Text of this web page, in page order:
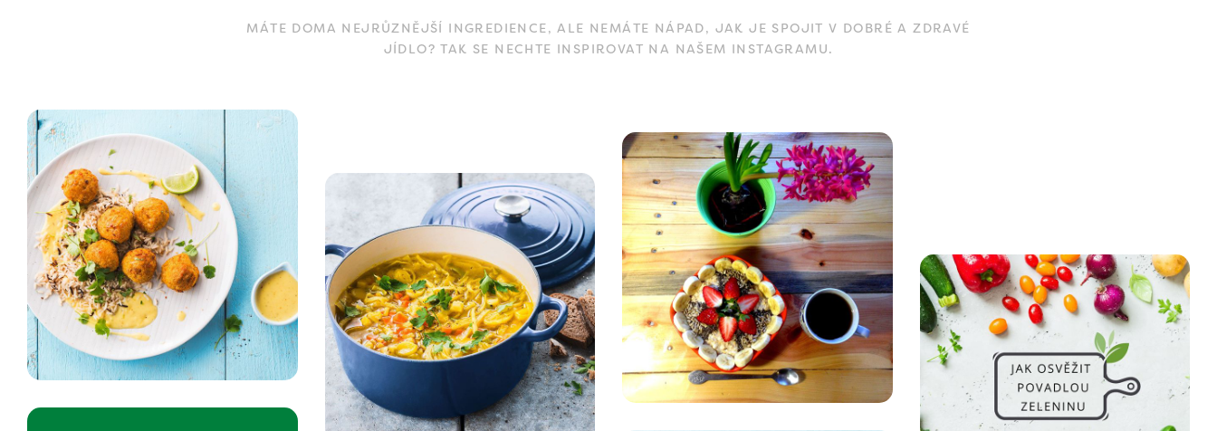
MÁTE DOMA NEJRŮZNĚJŠÍ INGREDIENCE, ALE NEMÁTE NÁPAD, JAK JE SPOJIT V DOBRÉ A ZDRAVÉ
JÍDLO? TAK SE NECHTE INSPIROVAT NA NAŠEM INSTAGRAMU.